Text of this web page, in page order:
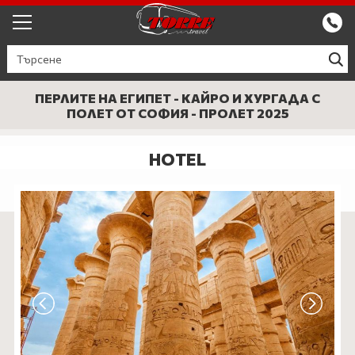
ЕКСКУРЗИИ ОТ ПЛОВДИВ
КРУИЗИ
ЕВРОПА
ГЪРЦИЯ
ТУРЦИЯ
СЕПТЕМВРИЙСКИ ПРАЗНИЦИ
ПОЧИВКИ В ТУРЦИЯ 2026
ПЕРЛИТЕ НА ЕГИПЕТ - КАЙРО И ХУРГАДА С
ПОЛЕТ ОТ СОФИЯ - ПРОЛЕТ 2025
HOTEL